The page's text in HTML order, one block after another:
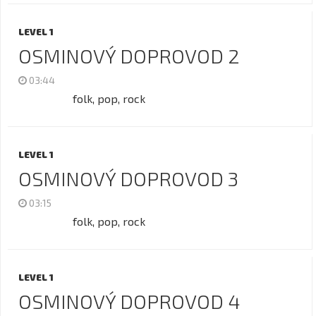
LEVEL 1
OSMINOVÝ DOPROVOD 2
03:44
folk, pop, rock
LEVEL 1
OSMINOVÝ DOPROVOD 3
03:15
folk, pop, rock
LEVEL 1
OSMINOVÝ DOPROVOD 4